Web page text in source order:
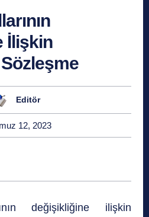
İlişkin
Editör
12, 2023
değişikliğine ilişkin